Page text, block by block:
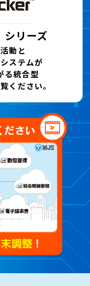
シリーズ
動と
ステムが
る統合型
ください。